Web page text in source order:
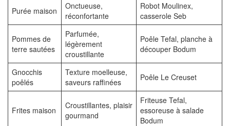
Purée maison
Onctueuse,
réconfortante
Robot Moulinex,
casserole Seb
Pommes de
terre sautées
Parfumée,
légèrement
croustillante
Poêle Tefal, planche à
découper Bodum
Gnocchis
poêlés
Texture moelleuse,
saveurs raffinées
Poêle Le Creuset
Frites maison
Croustillantes, plaisir
gourmand
Friteuse Tefal,
essoreuse à salade
Bodum